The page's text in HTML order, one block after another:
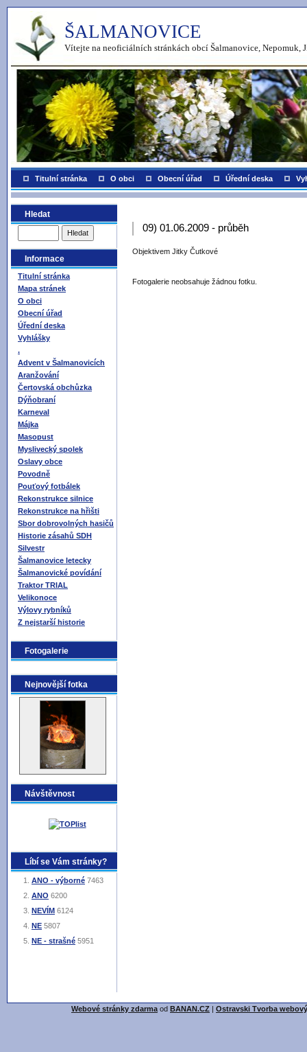
ŠALMANOVICE
Vítejte na neoficiálních stránkách obcí Šalmanovice, Nepomuk,
Titulní stránka O obci Obecní úřad Úřední deska
Hledat
Informace
Titulní stránka
Mapa stránek
O obci
Obecní úřad
Úřední deska
Vyhlášky
.
Advent v Šalmanovicích
Aranžování
Čertovská obchůzka
Dýňobraní
Karneval
Májka
Masopust
Myslivecký spolek
Oslavy obce
Povodně
Pouťový fotbálek
Rekonstrukce silnice
Rekonstrukce na hřišti
Sbor dobrovolných hasičů
Historie zásahů SDH
Silvestr
Šalmanovice letecky
Šalmanovické povídání
Traktor TRIAL
Velikonoce
Výlovy rybníků
Z nejstarší historie
Fotogalerie
Nejnovější fotka
Návštěvnost
Líbí se Vám stránky?
ANO - výborné 7463
ANO 6200
NEVÍM 6124
NE 5807
NE - strašné 5951
09) 01.06.2009 - průběh
Objektivem Jitky Čutkové
Fotogalerie neobsahuje žádnou fotku.
Webové stránky zdarma od BANAN.CZ | Ostravski Tvorba